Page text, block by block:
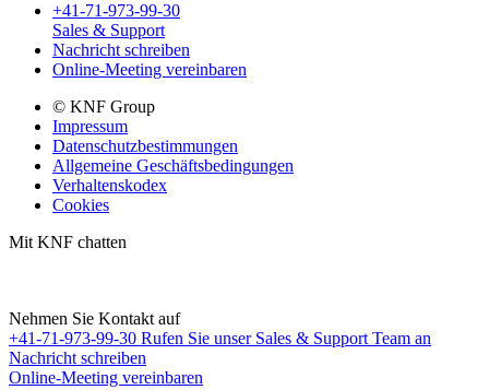
+41-71-973-99-30
Sales & Support
Nachricht schreiben
Online-Meeting vereinbaren
© KNF Group
Impressum
Datenschutzbestimmungen
Allgemeine Geschäftsbedingungen
Verhaltenskodex
Cookies
Mit KNF chatten
Nehmen Sie Kontakt auf
+41-71-973-99-30 Rufen Sie unser Sales & Support Team an
Nachricht schreiben
Online-Meeting vereinbaren